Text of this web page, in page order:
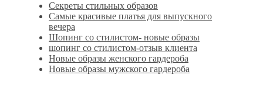
Секреты стильных образов
Самые красивые платья для выпускного
вечера
Шопинг со стилистом- новые образы
шопинг со стилистом-отзыв клиента
Новые образы женского гардероба
Новые образы мужского гардероба